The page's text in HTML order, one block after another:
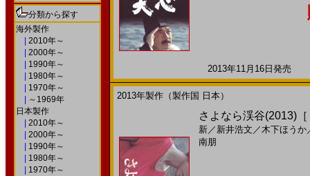
分類から探す
海外製作
2010年～
2000年～
1990年～
1980年～
1970年～
～1969年
日本製作
2010年～
2000年～
1990年～
1980年～
1970年～
2013年11月16日発売
2013年製作（製作国 日本）
さよなら渓谷(2013)
新／ 新井浩文 ／木下ほうか
南朋